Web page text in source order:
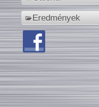
Eredmények